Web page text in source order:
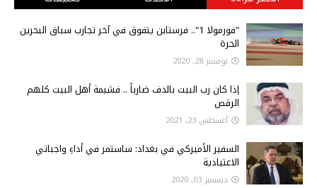
"فورمولا 1".. فرستابن يتفوق في آخر تجارب سباق البحرين
الحرة
نوفمبر 28, 2020
إذا كان رب البيت بالدف ضارباً .. فشيمة أهل البيت كلهم
الرقص
أغسطس 23, 2021
السفير الأميركي في بغداد: ساستمر في أداءِ واجباتي
الاعتيادية
ديسمبر 03, 2020